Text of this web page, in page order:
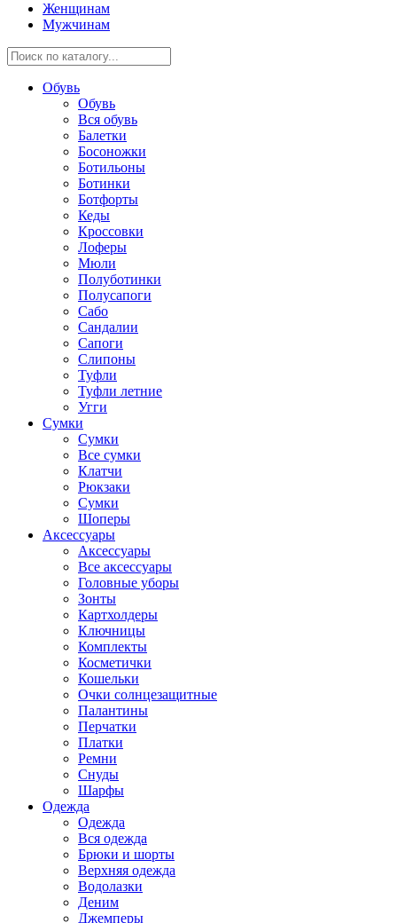
Женщинам
Мужчинам
Обувь
Обувь
Вся обувь
Балетки
Босоножки
Ботильоны
Ботинки
Ботфорты
Кеды
Кроссовки
Лоферы
Мюли
Полуботинки
Полусапоги
Сабо
Сандалии
Сапоги
Слипоны
Туфли
Туфли летние
Угги
Сумки
Сумки
Все сумки
Клатчи
Рюкзаки
Сумки
Шоперы
Аксессуары
Аксессуары
Все аксессуары
Головные уборы
Зонты
Картхолдеры
Ключницы
Комплекты
Косметички
Кошельки
Очки солнцезащитные
Палантины
Перчатки
Платки
Ремни
Снуды
Шарфы
Одежда
Одежда
Вся одежда
Брюки и шорты
Верхняя одежда
Водолазки
Деним
Джемперы